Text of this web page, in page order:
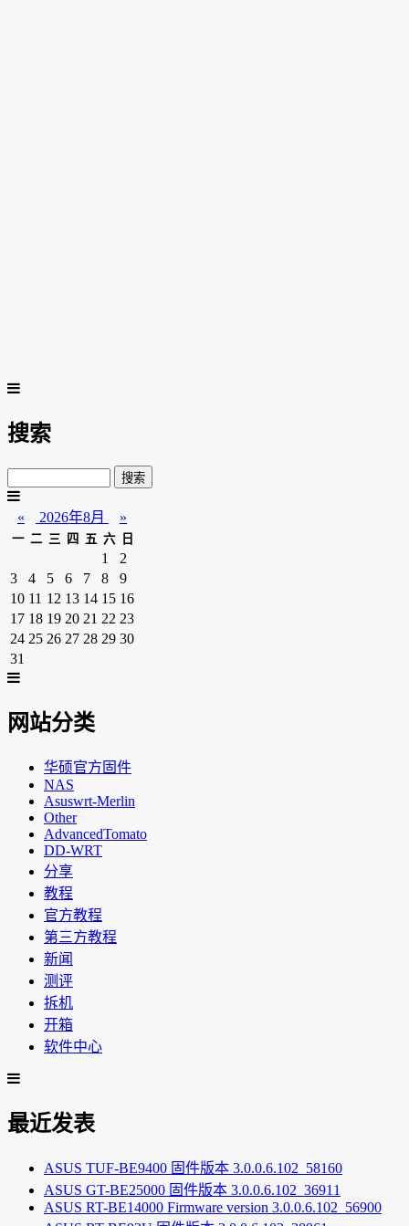
搜索
« 2026年8月 »
一 二 三 四 五 六 日
1
2
3
4 5 6 7 8
9
10 11 12 13 14 15 16
17 18 19 20 21 22 23
24 25 26 27 28 29 30
31
网站分类
华硕官方固件
NAS
Asuswrt-Merlin
Other
AdvancedTomato
DD-WRT
分享
教程
官方教程
第三方教程
新闻
测评
拆机
开箱
软件中心
最近发表
ASUS TUF-BE9400 固件版本 3.0.0.6.102_58160
ASUS GT-BE25000 固件版本 3.0.0.6.102_36911
ASUS RT-BE14000 Firmware version 3.0.0.6.102_56900